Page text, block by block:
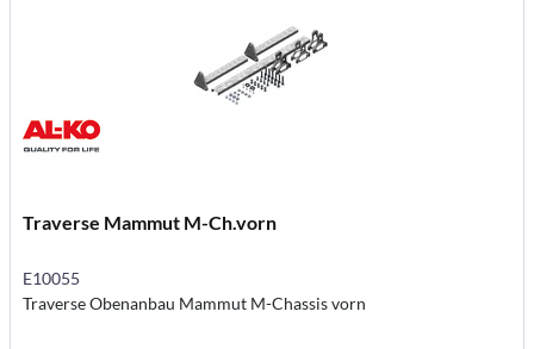
Traverse Mammut M-Ch.vorn
E10055
Traverse Obenanbau Mammut M-Chassis vorn